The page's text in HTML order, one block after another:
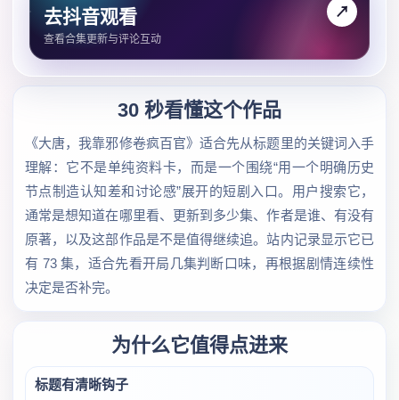
去抖音观看
查看合集更新与评论互动
↗
30 秒看懂这个作品
《大唐，我靠邪修卷疯百官》适合先从标题里的关键词入手
理解：它不是单纯资料卡，而是一个围绕“用一个明确历史
节点制造认知差和讨论感”展开的短剧入口。用户搜索它，
通常是想知道在哪里看、更新到多少集、作者是谁、有没有
原著，以及这部作品是不是值得继续追。站内记录显示它已
有 73 集，适合先看开局几集判断口味，再根据剧情连续性
决定是否补完。
为什么它值得点进来
标题有清晰钩子